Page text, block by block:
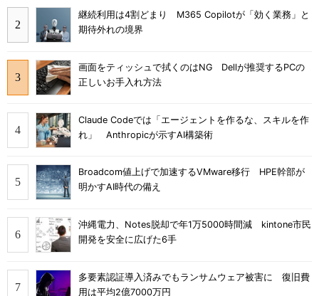
継続利用は4割どまり M365 Copilotが「効く業務」と
期待外れの境界
画面をティッシュで拭くのはNG Dellが推奨するPCの
正しいお手入れ方法
Claude Codeでは「エージェントを作るな、スキルを作
れ」 Anthropicが示すAI構築術
Broadcom値上げで加速するVMware移行 HPE幹部が
明かすAI時代の備え
沖縄電力、Notes脱却で年1万5000時間減 kintone市民
開発を安全に広げた6手
多要素認証導入済みでもランサムウェア被害に 復旧費
用は平均2億7000万円